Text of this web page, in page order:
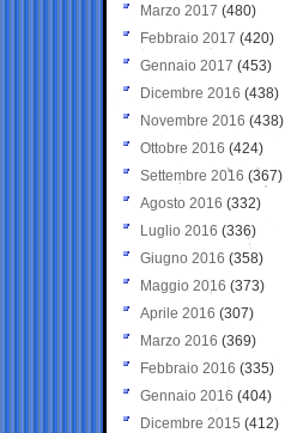
Marzo 2017 (480)
Febbraio 2017 (420)
Gennaio 2017 (453)
Dicembre 2016 (438)
Novembre 2016 (438)
Ottobre 2016 (424)
Settembre 2016 (367)
Agosto 2016 (332)
Luglio 2016 (336)
Giugno 2016 (358)
Maggio 2016 (373)
Aprile 2016 (307)
Marzo 2016 (369)
Febbraio 2016 (335)
Gennaio 2016 (404)
Dicembre 2015 (412)